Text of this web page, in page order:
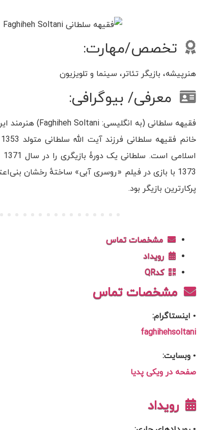
تخصص/مهارت:
هنرپیشه، بازیگر تئاتر، سینما و تلویزیون
معرفی/ بیوگرافی:
فقیهه سلطانی (به انگلیسی: Faghiheh Soltani) هنرمند ایرانی، زادهٔ 1353 در همدان است.
پرکارترین بازیگر بود.
مشخصات تماس
رویداد
کدQR
مشخصات تماس
• اینستاگرام:
faghihehsoltani
• وبسایت:
صفحه در ویکی پدیا
رویداد